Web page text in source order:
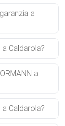
a
Caldarola?
a
Caldarola?